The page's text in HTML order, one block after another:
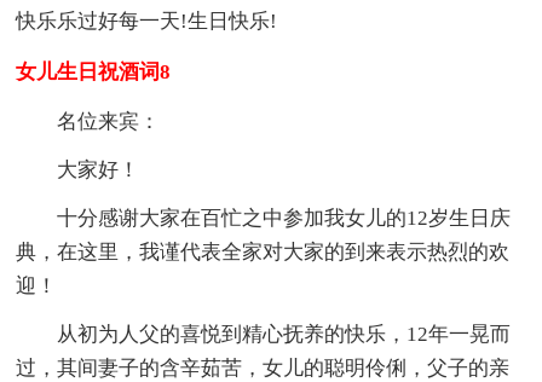
快乐乐过好每一天!生日快乐!
女儿生日祝酒词8
名位来宾：
大家好！
十分感谢大家在百忙之中参加我女儿的12岁生日庆
典，在这里，我谨代表全家对大家的到来表示热烈的欢
迎！
从初为人父的喜悦到精心抚养的快乐，12年一晃而
过，其间妻子的含辛茹苦，女儿的聪明伶俐，父子的亲